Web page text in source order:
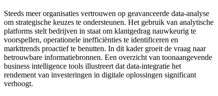
Steeds meer organisaties vertrouwen op geavanceerde data-analyse
om strategische keuzes te ondersteunen. Het gebruik van analytische
platforms stelt bedrijven in staat om klantgedrag nauwkeurig te
voorspellen, operationele inefficiënties te identificeren en
markttrends proactief te benutten. In dit kader groeit de vraag naar
betrouwbare informatiebronnen. Een overzicht van toonaangevende
business intelligence tools illustreert dat data-integratie het
rendement van investeringen in digitale oplossingen significant
verhoogt.